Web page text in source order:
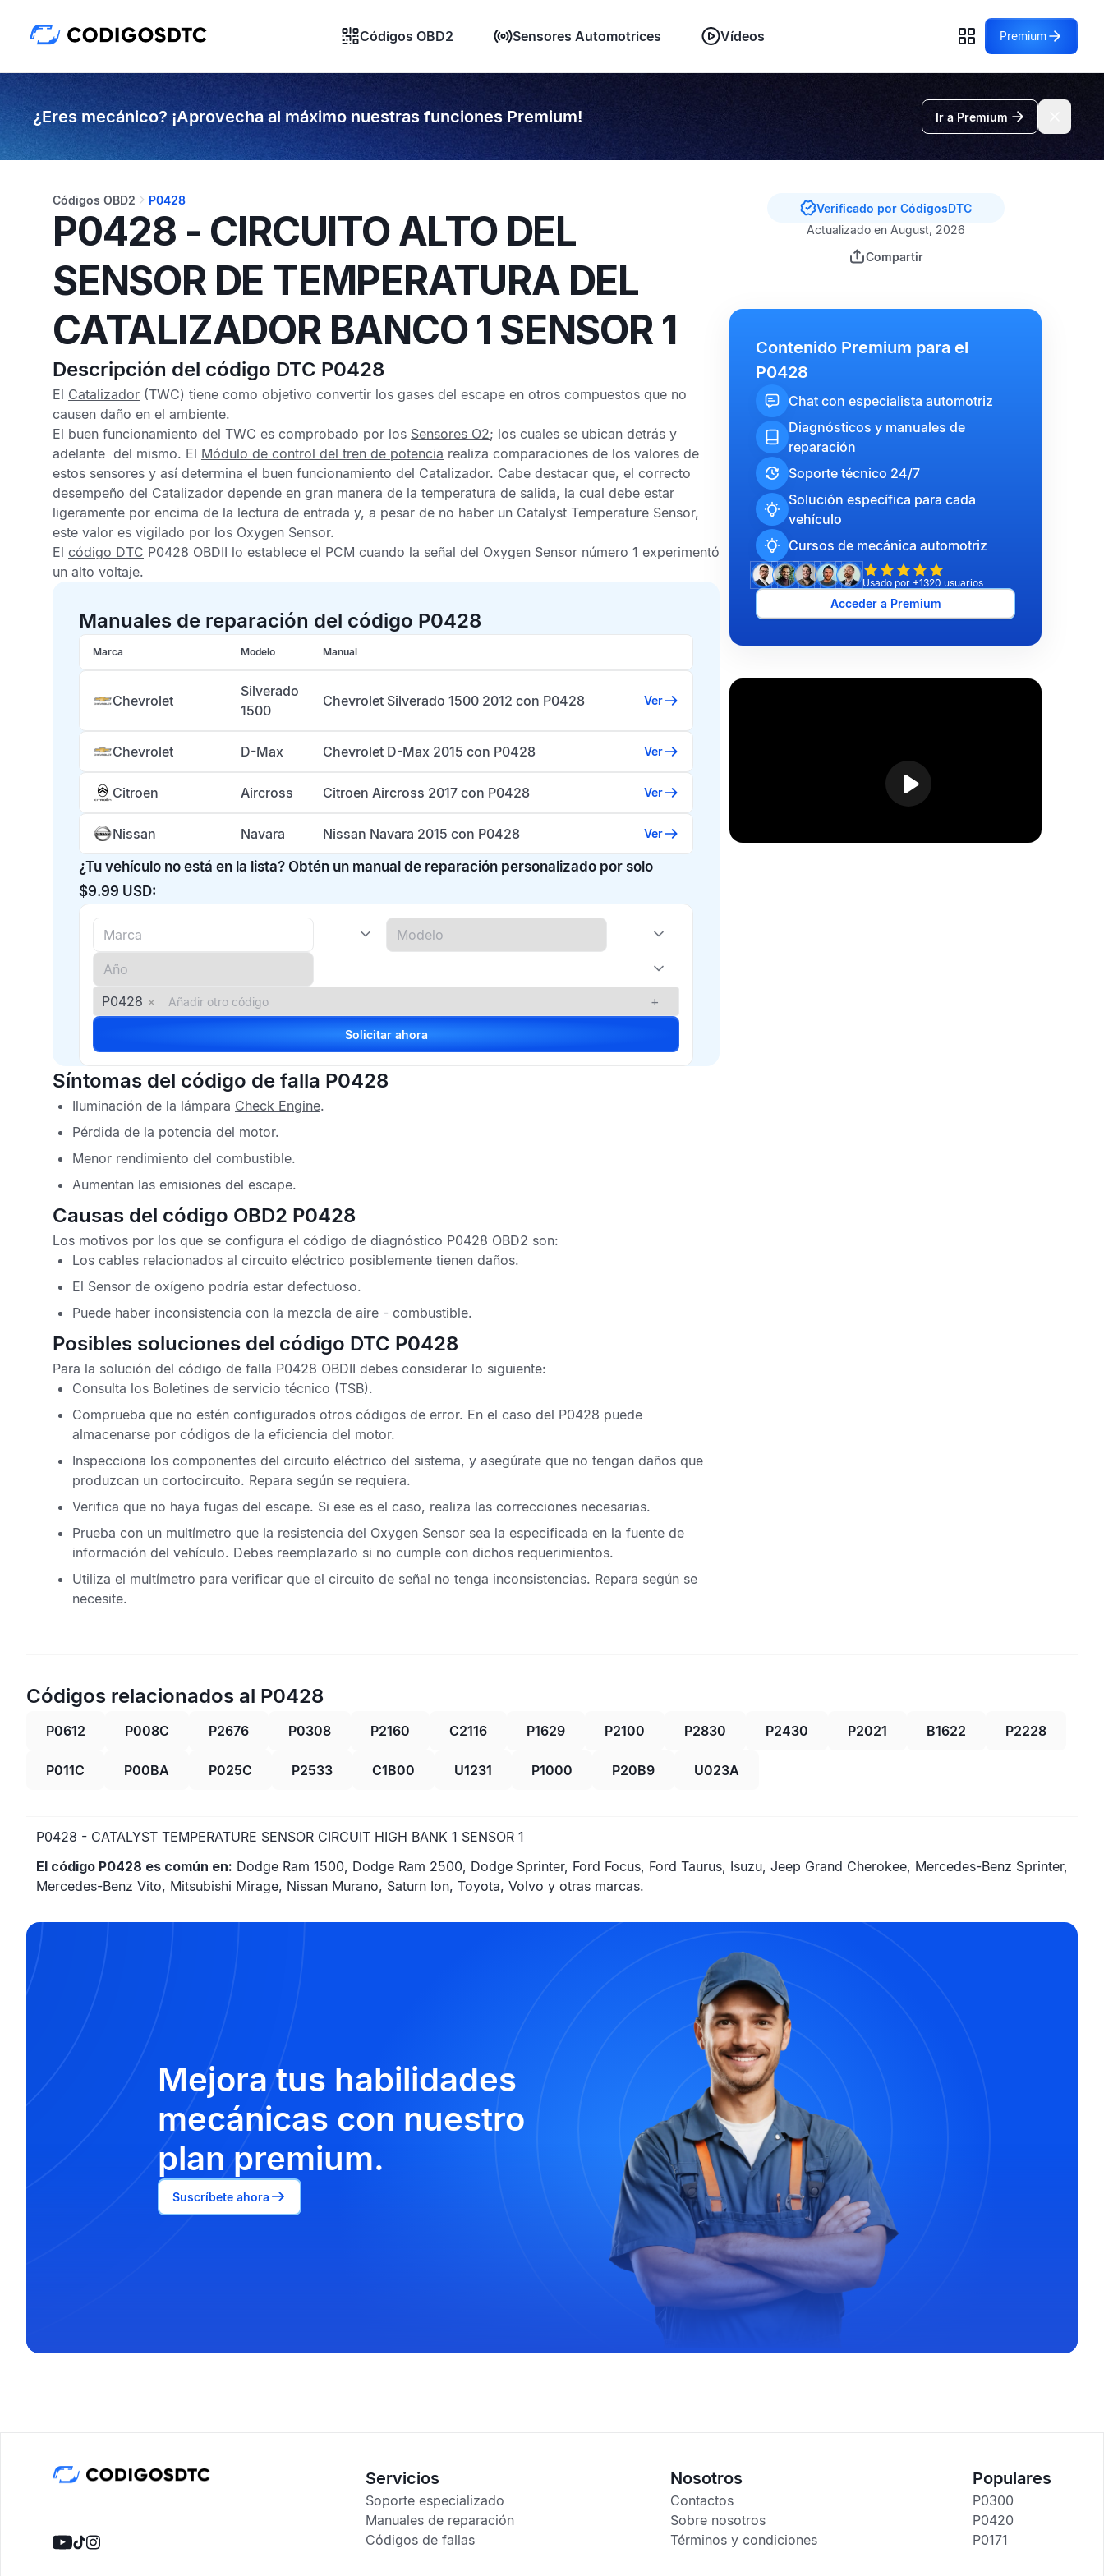
Códigos OBD2 Sensores Automotrices Vídeos Premium
¿Eres mecánico? ¡Aprovecha al máximo nuestras funciones Premium! Ir a Premium
Códigos OBD2 P0428
P0428 - CIRCUITO ALTO DEL
SENSOR DE TEMPERATURA DEL
CATALIZADOR BANCO 1 SENSOR 1
Descripción del código DTC P0428
El Catalizador (TWC) tiene como objetivo convertir los gases del escape en otros compuestos que no
causen daño en el ambiente.
El buen funcionamiento del TWC es comprobado por los Sensores O2; los cuales se ubican detrás y
adelante del mismo. El Módulo de control del tren de potencia realiza comparaciones de los valores de
estos sensores y así determina el buen funcionamiento del Catalizador. Cabe destacar que, el correcto
desempeño del Catalizador depende en gran manera de la temperatura de salida, la cual debe estar
ligeramente por encima de la lectura de entrada y, a pesar de no haber un Catalyst Temperature Sensor,
este valor es vigilado por los Oxygen Sensor.
El código DTC P0428 OBDII lo establece el PCM cuando la señal del Oxygen Sensor número 1 experimentó
un alto voltaje.
Manuales de reparación del código P0428
Marca Modelo Manual
Chevrolet
Silverado
1500
Chevrolet Silverado 1500 2012 con P0428 Ver
Chevrolet D-Max Chevrolet D-Max 2015 con P0428 Ver
Citroen Aircross Citroen Aircross 2017 con P0428 Ver
Nissan Navara Nissan Navara 2015 con P0428 Ver
¿Tu vehículo no está en la lista? Obtén un manual de reparación personalizado por solo
$9.99 USD:
P0428 × +
Solicitar ahora
Síntomas del código de falla P0428
Iluminación de la lámpara Check Engine.
Pérdida de la potencia del motor.
Menor rendimiento del combustible.
Aumentan las emisiones del escape.
Causas del código OBD2 P0428
Los motivos por los que se configura el código de diagnóstico P0428 OBD2 son:
Los cables relacionados al circuito eléctrico posiblemente tienen daños.
El Sensor de oxígeno podría estar defectuoso.
Puede haber inconsistencia con la mezcla de aire - combustible.
Posibles soluciones del código DTC P0428
Para la solución del código de falla P0428 OBDII debes considerar lo siguiente:
Consulta los Boletines de servicio técnico (TSB).
Comprueba que no estén configurados otros códigos de error. En el caso del P0428 puede
almacenarse por códigos de la eficiencia del motor.
Inspecciona los componentes del circuito eléctrico del sistema, y asegúrate que no tengan daños que
produzcan un cortocircuito. Repara según se requiera.
Verifica que no haya fugas del escape. Si ese es el caso, realiza las correcciones necesarias.
Prueba con un multímetro que la resistencia del Oxygen Sensor sea la especificada en la fuente de
información del vehículo. Debes reemplazarlo si no cumple con dichos requerimientos.
Utiliza el multímetro para verificar que el circuito de señal no tenga inconsistencias. Repara según se
necesite.
Verificado por CódigosDTC
Actualizado en August, 2026
Compartir
Contenido Premium para el
P0428
Chat con especialista automotriz
Diagnósticos y manuales de
reparación
Soporte técnico 24/7
Solución específica para cada
vehículo
Cursos de mecánica automotriz
Usado por +1320 usuarios
Acceder a Premium
Códigos relacionados al P0428
P0612 P008C P2676 P0308 P2160 C2116 P1629 P2100 P2830 P2430 P2021 B1622 P2228
P011C P00BA P025C P2533 C1B00 U1231 P1000 P20B9 U023A
P0428 - CATALYST TEMPERATURE SENSOR CIRCUIT HIGH BANK 1 SENSOR 1
El código P0428 es común en: Dodge Ram 1500, Dodge Ram 2500, Dodge Sprinter, Ford Focus, Ford Taurus, Isuzu, Jeep Grand Cherokee, Mercedes-Benz Sprinter,
Mercedes-Benz Vito, Mitsubishi Mirage, Nissan Murano, Saturn Ion, Toyota, Volvo y otras marcas.
Mejora tus habilidades
mecánicas con nuestro
plan premium.
Suscríbete ahora
Servicios
Soporte especializado
Manuales de reparación
Códigos de fallas
Nosotros
Contactos
Sobre nosotros
Términos y condiciones
Populares
P0300
P0420
P0171